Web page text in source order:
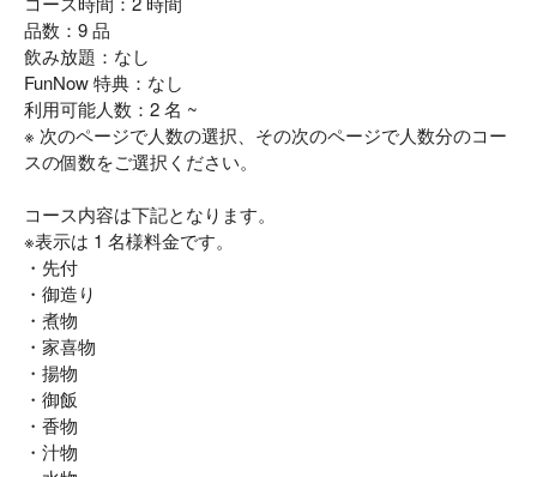
品数：9 品
飲み放題：なし
FunNow 特典：なし
利用可能人数：2 名 ~
※ 次のページで人数の選択、その次のページで人数分のコー
スの個数をご選択ください。
コース内容は下記となります。
※表示は 1 名様料金です。
・先付
・御造り
・煮物
・家喜物
・揚物
・御飯
・香物
・汁物